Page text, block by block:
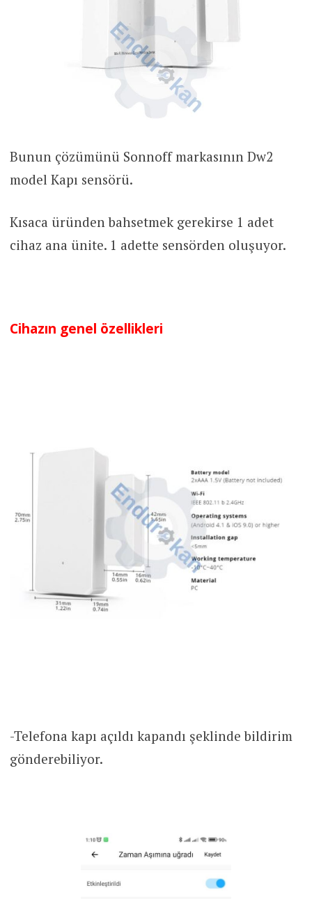
Bunun çözümünü Sonnoff markasının Dw2
model Kapı sensörü.
Kısaca üründen bahsetmek gerekirse 1 adet
cihaz ana ünite. 1 adette sensörden oluşuyor.
Cihazın genel özellikleri
-Telefona kapı açıldı kapandı şeklinde bildirim
gönderebiliyor.